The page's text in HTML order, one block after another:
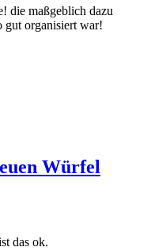
die maßgeblich dazu
gut organisiert war!
Würfel
das ok.